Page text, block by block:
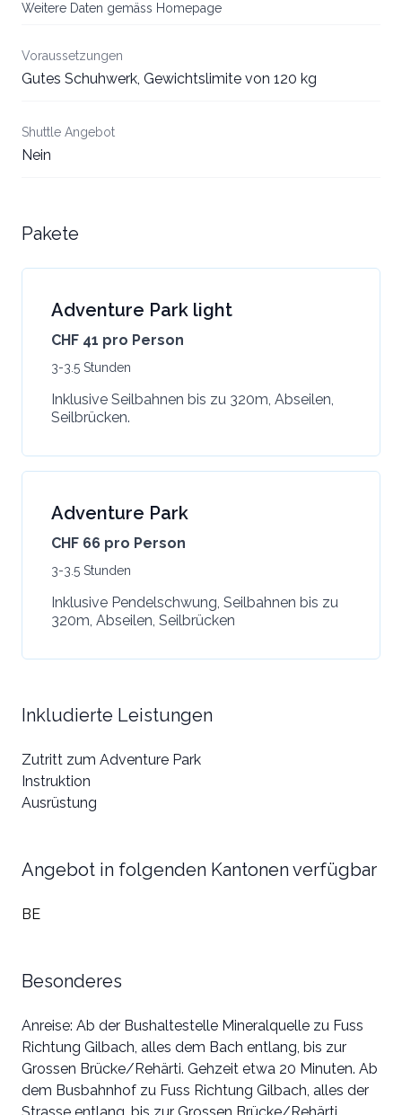
Weitere Daten gemäss Homepage
Voraussetzungen
Gutes Schuhwerk, Gewichtslimite von 120 kg
Shuttle Angebot
Nein
Pakete
Adventure Park light
CHF 41 pro Person
3-3.5 Stunden
Inklusive Seilbahnen bis zu 320m, Abseilen,
Seilbrücken.
Adventure Park
CHF 66 pro Person
3-3.5 Stunden
Inklusive Pendelschwung, Seilbahnen bis zu
320m, Abseilen, Seilbrücken
Inkludierte Leistungen
Zutritt zum Adventure Park
Instruktion
Ausrüstung
Angebot in folgenden Kantonen verfügbar
BE
Besonderes
Anreise: Ab der Bushaltestelle Mineralquelle zu Fuss
Richtung Gilbach, alles dem Bach entlang, bis zur
Grossen Brücke/Rehärti. Gehzeit etwa 20 Minuten. Ab
dem Busbahnhof zu Fuss Richtung Gilbach, alles der